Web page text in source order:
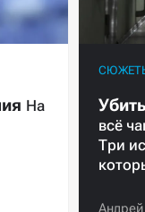
На
всё
Три